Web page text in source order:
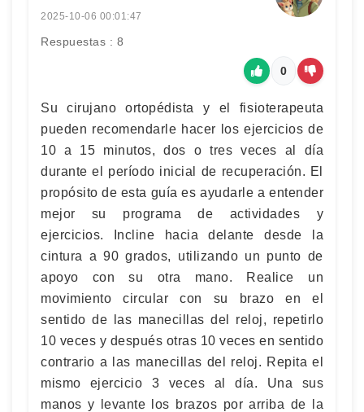
2025-10-06 00:01:47
Respuestas : 8
0
Su cirujano ortopédista y el fisioterapeuta
pueden recomendarle hacer los ejercicios de
10 a 15 minutos, dos o tres veces al día
durante el período inicial de recuperación. El
propósito de esta guía es ayudarle a entender
mejor su programa de actividades y
ejercicios. Incline hacia delante desde la
cintura a 90 grados, utilizando un punto de
apoyo con su otra mano. Realice un
movimiento circular con su brazo en el
sentido de las manecillas del reloj, repetirlo
10 veces y después otras 10 veces en sentido
contrario a las manecillas del reloj. Repita el
mismo ejercicio 3 veces al día. Una sus
manos y levante los brazos por arriba de la